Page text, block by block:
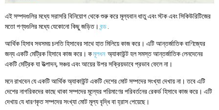
এই সম্পদগুলির মধ্যে সরাসরি বিনিয়োগ থেকে শুরু করে মূল্যবান ধাতু এবং স্টক এবং সিকিউরিটিজের
মতো পণ্যগুলির মধ্যে যেকোনো কিছু জড়িত। বন্ড
আর্থিক হিসাব সবসময় চলতি হিসাবের সাথে হাত মিলিয়ে কাজ করে। এটি আন্তর্জাতিক বাণিজ্যের
জন্য একটি মেট্রিক হিসাবে কাজ করে। কমূলধন অ্যাকাউন্ট হল সমস্ত আন্তর্জাতিক লেনদেনের
একটি মেট্রিক যা উত্পাদন, সঞ্চয় এবং আয়ের উপর সক্রিয়ভাবে প্রভাব ফেলে না।
মনে রাখবেন যে একটি আর্থিক অ্যাকাউন্ট একটি দেশের মোট সম্পদের সংখ্যা দেখায় না। তবে এটি
দেশের নাগরিকদের কাছে থাকা সম্পদের মূল্যের পরিমাণের পরিবর্তনের রেকর্ড হিসাবে কাজ করে। এটি
দেখায় যে ধারণকৃত সম্পদের সংখ্যা মোট মূল্য বৃদ্ধি বা হ্রাস পেয়েছে।